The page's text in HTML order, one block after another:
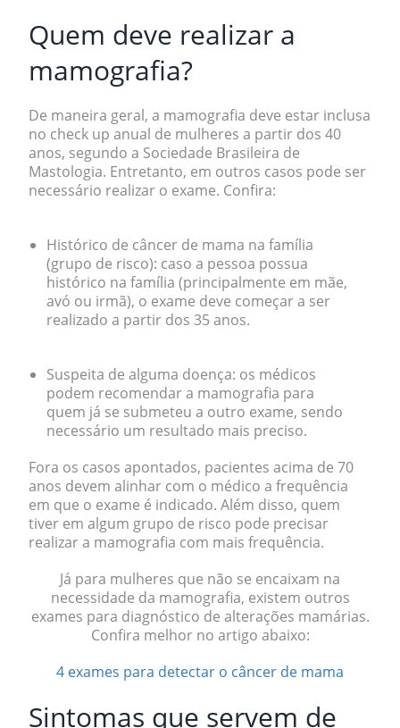
Quem deve realizar a
mamografia?
De maneira geral, a mamografia deve estar inclusa
no check up anual de mulheres a partir dos 40
anos, segundo a Sociedade Brasileira de
Mastologia. Entretanto, em outros casos pode ser
necessário realizar o exame. Confira:
Histórico de câncer de mama na família
(grupo de risco): caso a pessoa possua
histórico na família (principalmente em mãe,
avó ou irmã), o exame deve começar a ser
realizado a partir dos 35 anos.
Suspeita de alguma doença: os médicos
podem recomendar a mamografia para
quem já se submeteu a outro exame, sendo
necessário um resultado mais preciso.
Fora os casos apontados, pacientes acima de 70
anos devem alinhar com o médico a frequência
em que o exame é indicado. Além disso, quem
tiver em algum grupo de risco pode precisar
realizar a mamografia com mais frequência.
Já para mulheres que não se encaixam na
necessidade da mamografia, existem outros
exames para diagnóstico de alterações mamárias.
Confira melhor no artigo abaixo:
4 exames para detectar o câncer de mama
Sintomas que servem de